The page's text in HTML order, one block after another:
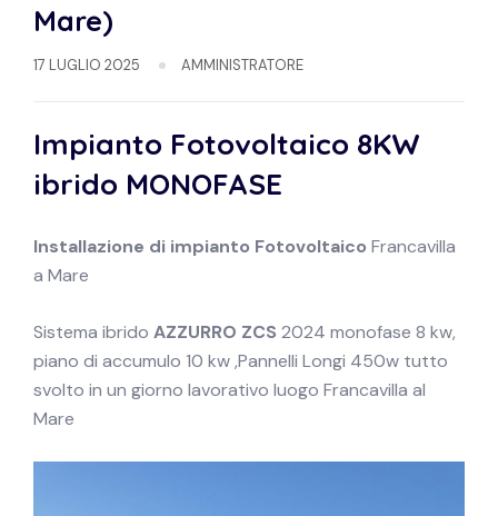
Mare)
17 LUGLIO 2025 AMMINISTRATORE
Impianto Fotovoltaico 8KW
ibrido MONOFASE
Installazione di impianto Fotovoltaico Francavilla
a Mare
Sistema ibrido AZZURRO ZCS 2024 monofase 8 kw,
piano di accumulo 10 kw ,Pannelli Longi 450w tutto
svolto in un giorno lavorativo luogo Francavilla al
Mare